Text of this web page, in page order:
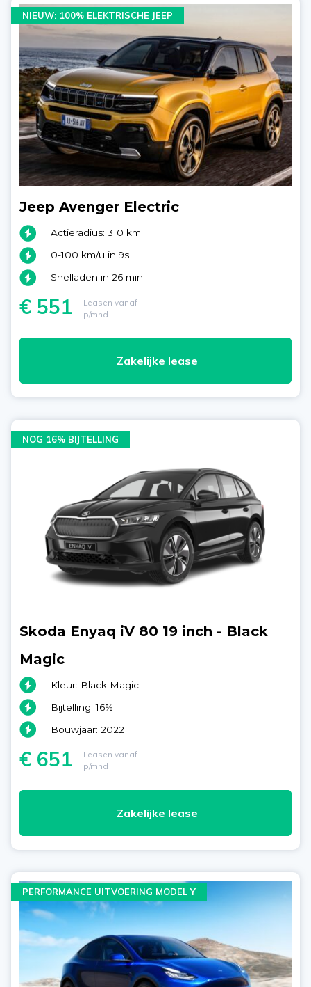
NIEUW: 100% ELEKTRISCHE JEEP
Jeep Avenger Electric
Actieradius: 310 km
0-100 km/u in 9s
Snelladen in 26 min.
€ 551
Leasen vanaf
p/mnd
Zakelijke lease
NOG 16% BIJTELLING
Skoda Enyaq iV 80 19 inch - Black
Magic
Kleur: Black Magic
Bijtelling: 16%
Bouwjaar: 2022
€ 651
Leasen vanaf
p/mnd
Zakelijke lease
PERFORMANCE UITVOERING MODEL Y